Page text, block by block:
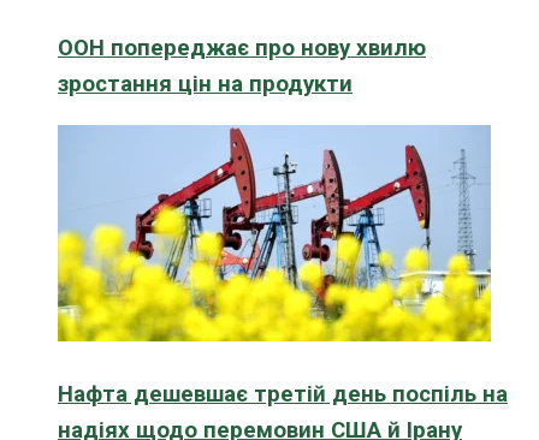
ООН попереджає про нову хвилю
зростання цін на продукти
Нафта дешевшає третій день поспіль на
надіях щодо перемовин США й Ірану